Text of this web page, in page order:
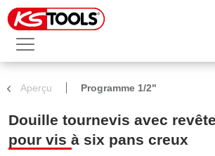
Aperçu Programme 1/2"
Douille tournevis avec
pour vis à six pans creux